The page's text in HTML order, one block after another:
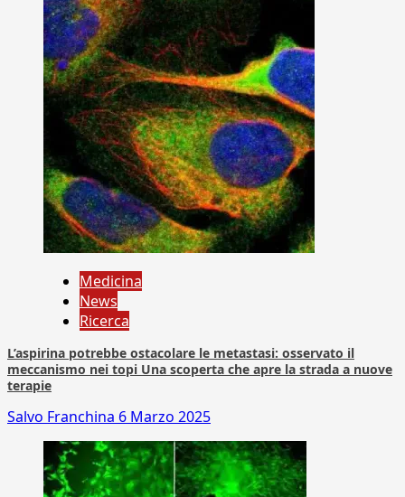
Medicina
News
Ricerca
L’aspirina potrebbe ostacolare le metastasi: osservato il
meccanismo nei topi Una scoperta che apre la strada a nuove
terapie
Salvo Franchina 6 Marzo 2025